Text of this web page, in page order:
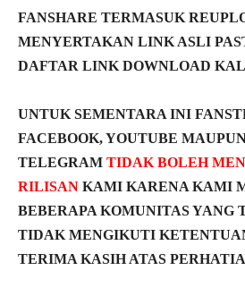
FANSHARE TERMASUK
MENYERTAKAN LINK ASLI
DAFTAR LINK DOWNLOAD
UNTUK SEMENTARA INI
FACEBOOK, YOUTUBE
TELEGRAM TIDAK BOLEH
RILISAN KAMI KARENA KAMI
BEBERAPA KOMUNITAS YANG
TIDAK MENGIKUTI
TERIMA KASIH ATAS